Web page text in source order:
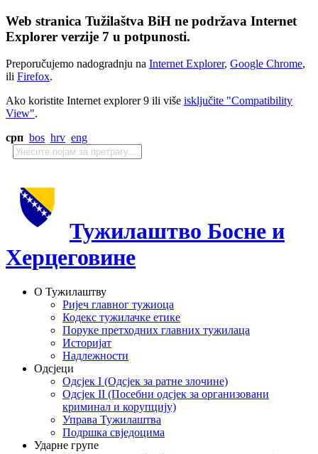
Web stranica Tužilaštva BiH ne podržava Internet
Explorer verzije 7 u potpunosti.
Preporučujemo nadogradnju na Internet Explorer, Google Chrome,
ili Firefox.
Ako koristite Internet explorer 9 ili više isključite "Compatibility
View".
срп bos hrv eng
Тужилаштво Босне и
Херцеговине
О Тужилаштву
Ријеч главног тужиоца
Кодекс тужилачке етике
Поруке претходних главних тужилаца
Историјат
Надлежности
Одсјеци
Одсјек I (Одсјек за ратне злочине)
Одсјек II (Посебни одсјек за организовани
криминал и корупцију)
Управа Тужилаштва
Подршка свједоцима
Ударне групе